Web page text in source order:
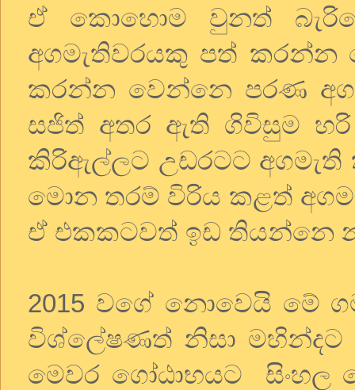
ඒ කොහොම වුනත්
අගමැතිවරයකු පත් කරන්න
කරන්න වෙන්නෙ පරණ
සජිත් අතර ඇති ගිවිසුම
කිරිඇල්ලට උඩරටට
මොන තරම් විරිය කළත්
ඒ එකකටවත් ඉඩ තියන්නෙ
2015 වගේ නොවෙයි මේ
විශ්ලේෂණත් නිසා මහින්දට
මෙවර ගෝඨාභයට සිංහල